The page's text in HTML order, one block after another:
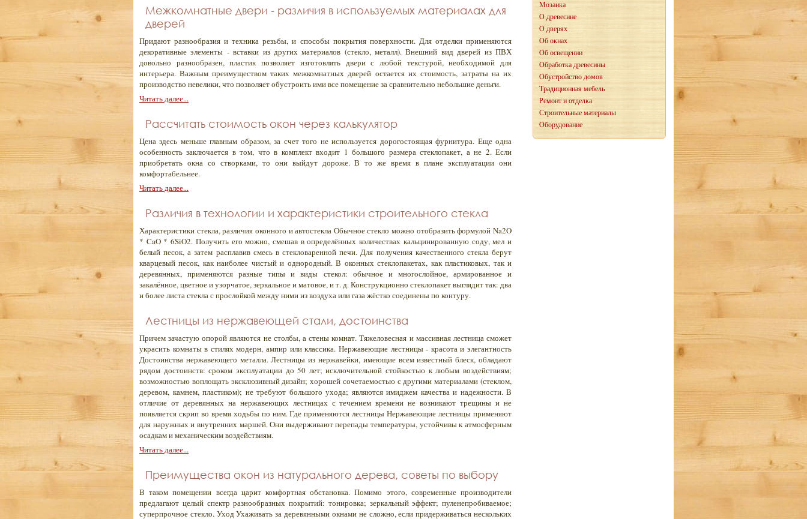
Межкомнатные двери - различия в используемых материалах для
дверей
Придают разнообразия и техника резьбы, и способы покрытия поверхности. Для отделки применяются
декоративные элементы - вставки из других материалов (стекло, металл). Внешний вид дверей из ПВХ
довольно разнообразен, пластик позволяет изготовлять двери с любой текстурой, необходимой для
интерьера. Важным преимуществом таких межкомнатных дверей остается их стоимость, затраты на их
производство невелики, что позволяет обустроить ими все помещение за сравнительно небольшие деньги.
Читать далее...
Рассчитать стоимость окон через калькулятор
Цена здесь меньше главным образом, за счет того не используется дорогостоящая фурнитура. Еще одна
особенность заключается в том, что в комплект входит 1 большого размера стеклопакет, а не 2. Если
приобретать окна со створками, то они выйдут дороже. В то же время в плане эксплуатации они
комфортабельнее.
Читать далее...
Различия в технологии и характеристики строительного стекла
Характеристики стекла, различия оконного и автостекла Обычное стекло можно отобразить формулой Na2O
* CaO * 6SiO2. Получить его можно, смешав в определённых количествах кальцинированную соду, мел и
белый песок, а затем расплавив смесь в стекловаренной печи. Для получения качественного стекла берут
кварцевый песок, как наиболее чистый и однородный. В оконных стеклопакетах, как пластиковых, так и
деревянных, применяются разные типы и виды стекол: обычное и многослойное, армированное и
закалённое, цветное и узорчатое, зеркальное и матовое, и т. д. Конструкционно стеклопакет выглядит так: два
и более листа стекла с прослойкой между ними из воздуха или газа жёстко соединены по контуру.
Лестницы из нержавеющей стали, достоинства
Причем зачастую опорой являются не столбы, а стены комнат. Тяжеловесная и массивная лестница сможет
украсить комнаты в стилях модерн, ампир или классика. Нержавеющие лестницы - красота и элегантность
Достоинства нержавеющего металла. Лестницы из нержавейки, имеющие всем известный блеск, обладают
рядом достоинств: сроком эксплуатации до 50 лет; исключительной стойкостью к любым воздействиям;
возможностью воплощать эксклюзивный дизайн; хорошей сочетаемостью с другими материалами (стеклом,
деревом, камнем, пластиком); не требуют большого ухода; являются имиджем качества и надежности. В
отличие от деревянных на нержавеющих лестницах с течением времени не возникают трещины и не
появляется скрип во время ходьбы по ним. Где применяются лестницы Нержавеющие лестницы применяют
для наружных и внутренних маршей. Они выдерживают перепады температуры, устойчивы к атмосферным
осадкам и механическим воздействиям.
Читать далее...
Преимущества окон из натурального дерева, советы по выбору
В таком помещении всегда царит комфортная обстановка. Помимо этого, современные производители
предлагают целый спектр разнообразных покрытий: тонировка; зеркальный эффект; пуленепробиваемое;
суперпрочное стекло. Уход Ухаживать за деревянными окнами не сложно, если придерживаться нескольких
Мозаика
О древесине
О дверях
Об окнах
Об освещении
Обработка древесины
Обустройство домов
Традиционная мебель
Ремонт и отделка
Строительные материалы
Оборудование